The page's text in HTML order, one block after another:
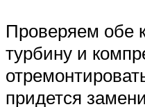
Проверяем обе
турбину и
придется